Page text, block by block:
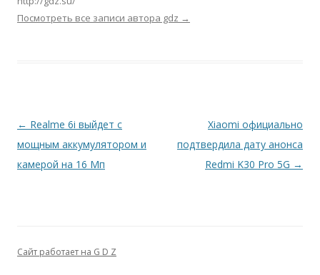
Посмотреть все записи автора gdz →
Навигация по записям
← Realme 6i выйдет с
мощным аккумулятором и
камерой на 16 Мп
Xiaomi официально
подтвердила дату анонса
Redmi K30 Pro 5G →
Сайт работает на G D Z